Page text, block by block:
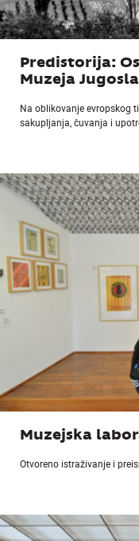
Predistorija:
Muzeja
Na oblikovanje evropskog
sakupljanja, čuvanja i
Muzejska
Otvoreno istraživanje i